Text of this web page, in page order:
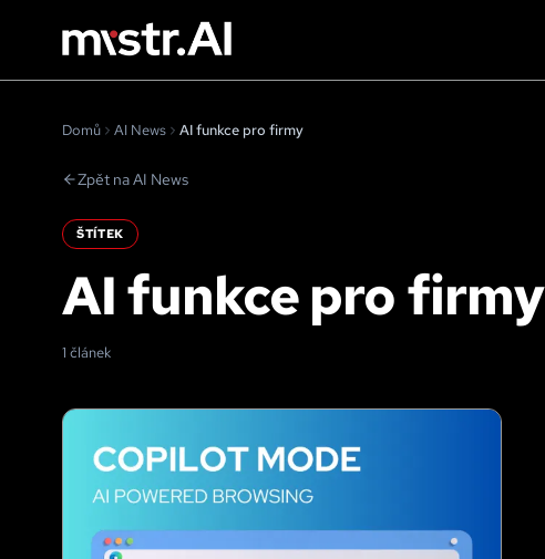
Domů AI News AI funkce pro firmy
Zpět na AI News
ŠTÍTEK
AI funkce pro firmy
1 článek